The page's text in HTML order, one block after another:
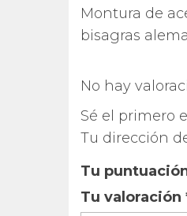
Montura de
bisagras
No hay
Sé el primero
Tu dirección
Tu
Tu valoración